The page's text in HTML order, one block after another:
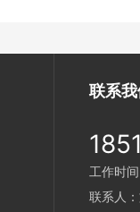
联系我
工作时
联系人